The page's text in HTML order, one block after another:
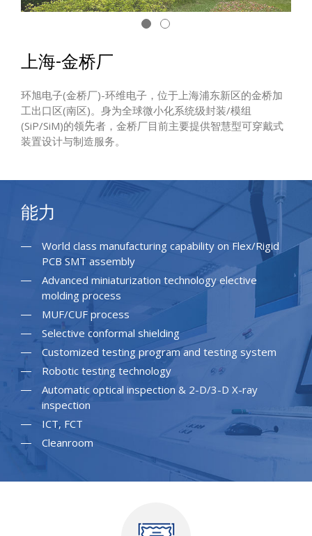
上海-金桥厂
环旭电子(金桥厂)-环维电子，位于上海浦东新区的金桥加
工出口区(南区)。身为全球微小化系统级封装/模组
(SiP/SiM)的领先者，金桥厂目前主要提供智慧型可穿戴式
装置设计与制造服务。
能力
World class manufacturing capability on Flex/Rigid
PCB SMT assembly
Advanced miniaturization technology elective
molding process
MUF/CUF process
Selective conformal shielding
Customized testing program and testing system
Robotic testing technology
Automatic optical inspection & 2-D/3-D X-ray
inspection
ICT, FCT
Cleanroom